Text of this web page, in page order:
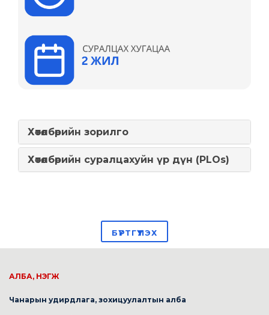
Хөтөлбөрийн зорилго
Хөтөлбөрийн суралцахуйн үр дүн (PLOs)
БҮРТГҮҮЛЭХ
АЛБА, НЭГЖ
Чанарын удирдлага, зохицуулалтын алба